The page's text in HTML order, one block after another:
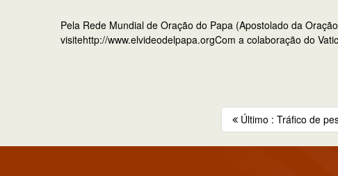
Pela Rede Mundial de Oração do Papa (Apostolado da
visitehttp://www.elvideodelpapa.orgCom a colaboração do
Último : Tráfico de